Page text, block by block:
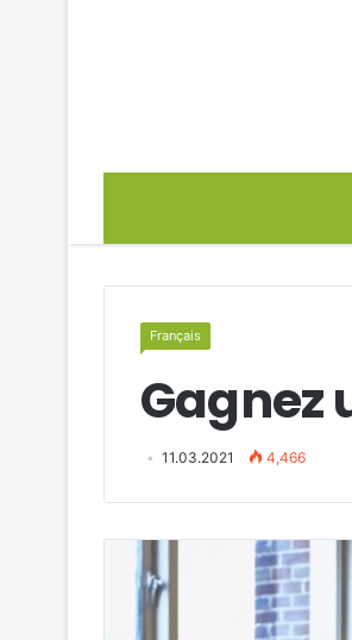
Français
Gagnez
11.03.2021 4,466